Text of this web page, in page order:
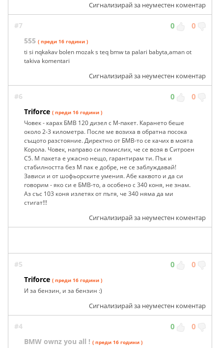
Сигнализирай за неуместен коментар
#7 0 0
555 ( преди 16 години )
ti si nqkakav bolen mozak s teq bmw ta palari babyta,aman ot
takiva komentari
Сигнализирай за неуместен коментар
#6 0 0
Triforce ( преди 16 години )
Човек - карах БМВ 120 дизел с М-пакет. Карането беше
около 2-3 километра. После ме возиха в обратна посока
същото разстояние. Директно от БМВ-то се качих в моята
Корола. Човек, направо си помислих, че се возя в Ситроен
С5. М пакета е ужасно нещо, гарантирам ти. Пък и
стабилността без М пак е добре, не се заблуждавай!
Зависи и от шофьорските умения. Абе каквото и да си
говорим - яко си е БМВ-то, а особено с 340 коня, не знам.
Аз със 103 коня излетях от пътя, че 340 няма да ми
стигат!!!
Сигнализирай за неуместен коментар
#5 0 0
Triforce ( преди 16 години )
И за бензин, и за бензин :)
Сигнализирай за неуместен коментар
#4 0 0
BMW ownz you all ! ( преди 16 години )